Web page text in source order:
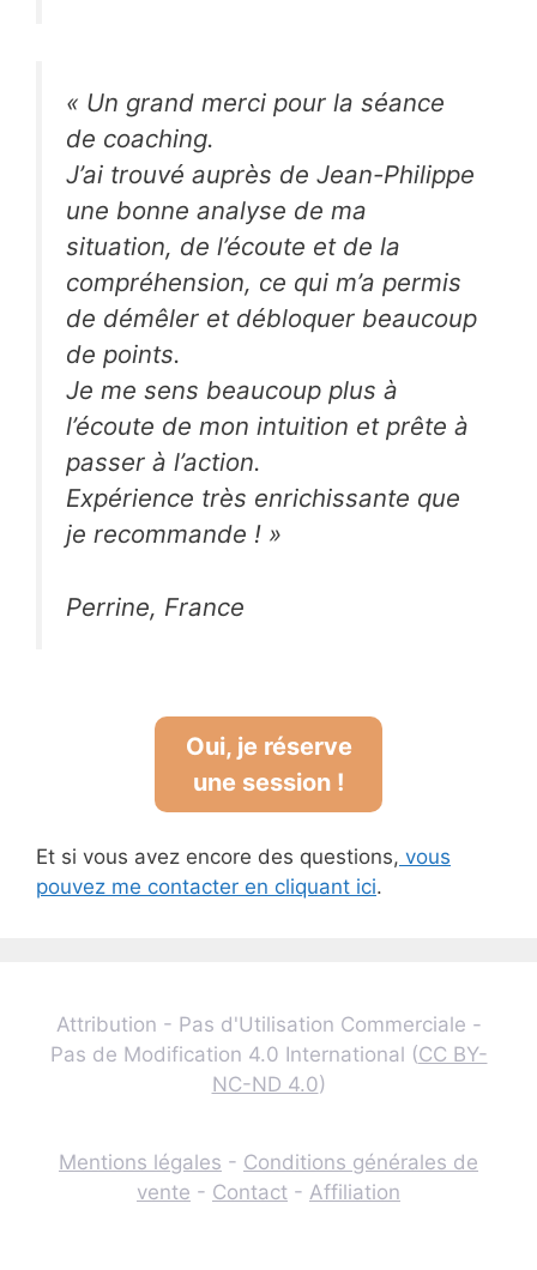
« Un grand merci pour la séance
de coaching.
J’ai trouvé auprès de Jean-Philippe
une bonne analyse de ma
situation, de l’écoute et de la
compréhension, ce qui m’a permis
de démêler et débloquer beaucoup
de points.
Je me sens beaucoup plus à
l’écoute de mon intuition et prête à
passer à l’action.
Expérience très enrichissante que
je recommande ! »
Perrine, France
Oui, je réserve
une session !
Et si vous avez encore des questions, vous
pouvez me contacter en cliquant ici.
Attribution - Pas d'Utilisation Commerciale -
Pas de Modification 4.0 International (CC BY-
NC-ND 4.0)
Mentions légales - Conditions générales de
vente - Contact - Affiliation